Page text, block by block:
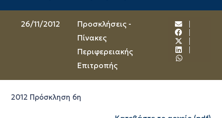
26/11/2012
Προσκλήσεις -
Πίνακες
Περιφερειακής
Επιτροπής
2012 Πρόσκληση 6η